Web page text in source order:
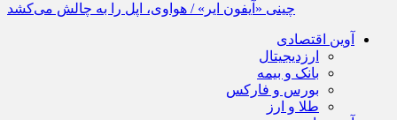
چینی «آیفون ایر» / هواوی، اپل را به چالش می‌کشد
آوین اقتصادی
ارزدیجیتال
بانک و بیمه
بورس و فارکس
طلا و ارز